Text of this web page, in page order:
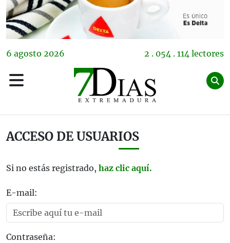
6 agosto 2026 2 . 054 . 114 lectores
ACCESO DE USUARIOS
Si no estás registrado, haz clic aquí.
E-mail:
Contraseña: